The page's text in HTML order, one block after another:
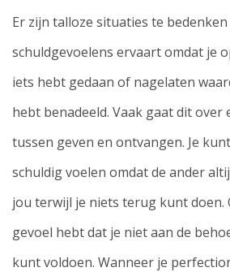
Er zijn talloze situaties te
schuldgevoelens ervaart omdat je
iets hebt gedaan of nagelaten
hebt benadeeld. Vaak gaat dit over
tussen geven en ontvangen. Je
schuldig voelen omdat de ander
jou terwijl je niets terug kunt doen.
gevoel hebt dat je niet aan de
kunt voldoen. Wanneer je